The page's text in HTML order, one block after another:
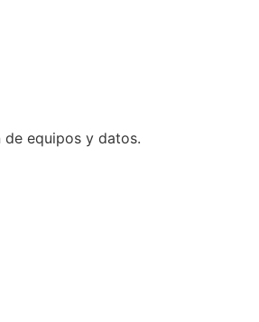
equipos y datos.